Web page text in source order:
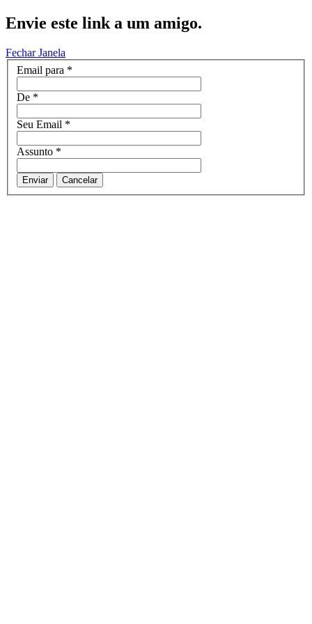
Envie este link a um amigo.
Fechar Janela
Email para *
De *
Seu Email *
Assunto *
Enviar Cancelar